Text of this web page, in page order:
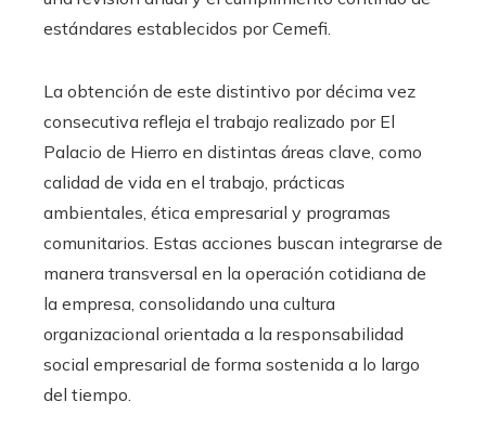
estándares establecidos por Cemefi.
La obtención de este distintivo por décima vez
consecutiva refleja el trabajo realizado por El
Palacio de Hierro en distintas áreas clave, como
calidad de vida en el trabajo, prácticas
ambientales, ética empresarial y programas
comunitarios. Estas acciones buscan integrarse de
manera transversal en la operación cotidiana de
la empresa, consolidando una cultura
organizacional orientada a la responsabilidad
social empresarial de forma sostenida a lo largo
del tiempo.